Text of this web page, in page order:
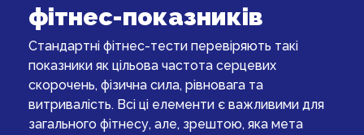
фітнес-показників
Стандартні фітнес-тести перевіряють такі
показники як цільова частота серцевих
скорочень, фізична сила, рівновага та
витривалість. Всі ці елементи є важливими для
загального фітнесу, але, зрештою, яка мета